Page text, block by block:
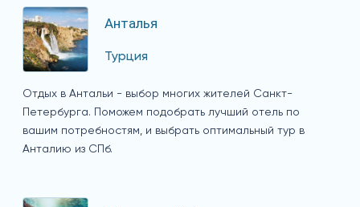
Анталья
Турция
Отдых в Антальи - выбор многих жителей Санкт-
Петербурга. Поможем подобрать лучший отель по
вашим потребностям, и выбрать оптимальный тур в
Анталию из СПб.